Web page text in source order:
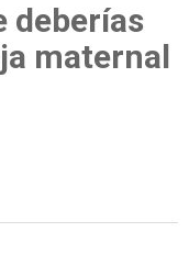
deberías
maternal